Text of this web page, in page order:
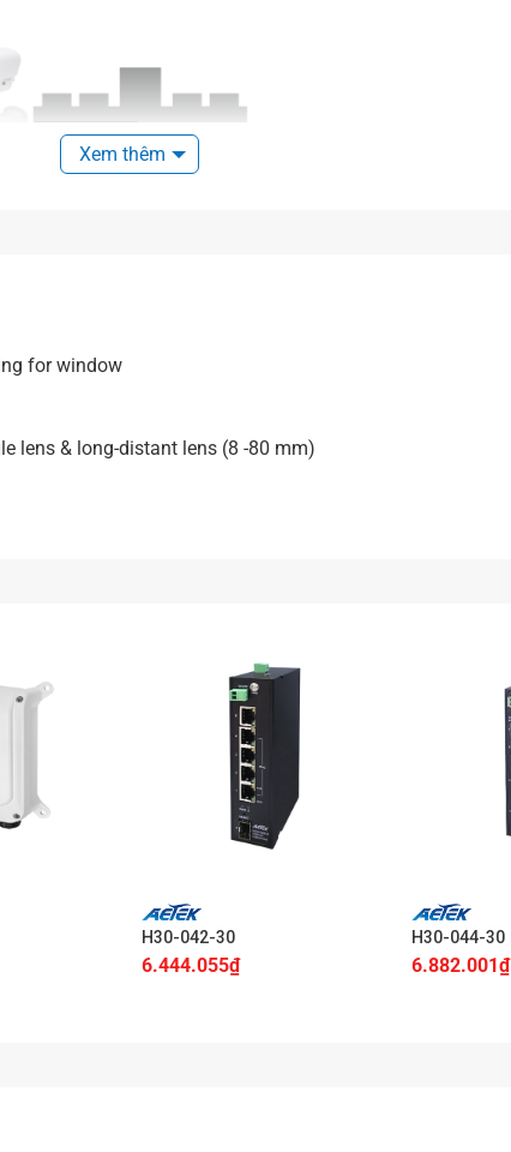
Xem thêm
for window
lens & long-distant lens (8 -80 mm)
H30-042-30
6.444.055₫
H30-044-30
6.882.001₫